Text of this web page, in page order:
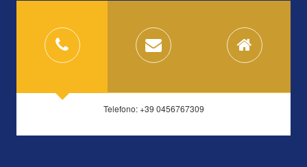
Telefono: +39 0456767309